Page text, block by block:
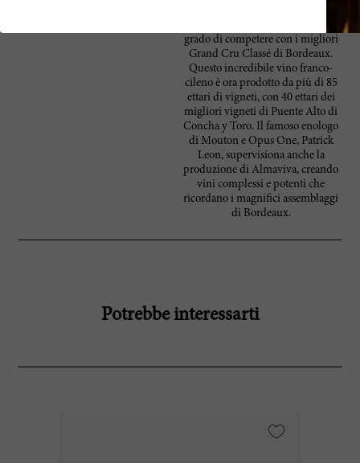
grado di competere con i migliori
Grand Cru Classé di Bordeaux.
Questo incredibile vino franco-
cileno è ora prodotto da più di 85
ettari di vigneti, con 40 ettari dei
migliori vigneti di Puente Alto di
Concha y Toro. Il famoso enologo
di Mouton e Opus One, Patrick
Leon, supervisiona anche la
produzione di Almaviva, creando
vini complessi e potenti che
ricordano i magnifici assemblaggi
di Bordeaux.
Potrebbe interessarti